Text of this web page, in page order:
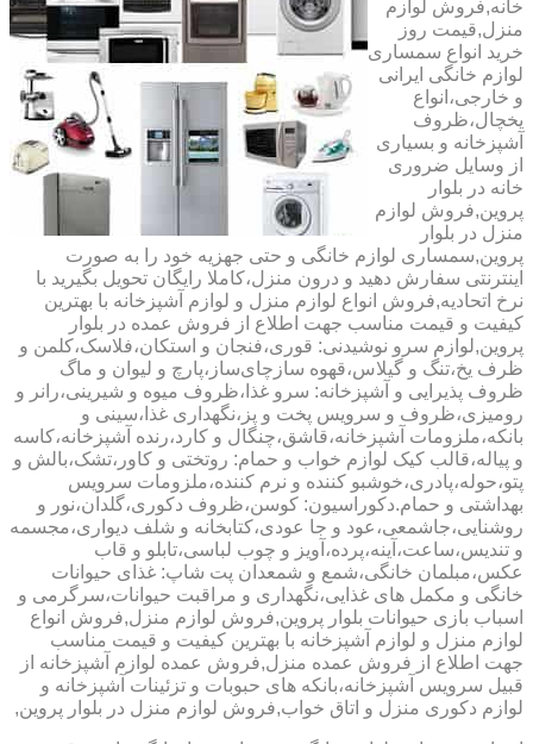
خانه,فروش لوازم
منزل,قیمت روز
خرید انواع سمساری
لوازم خانگی ایرانی
و خارجی،انواع
یخچال،ظروف
آشپزخانه و بسیاری
از وسایل ضروری
خانه در بلوار
پروین,فروش لوازم
منزل در بلوار
پروین,سمساری لوازم خانگی و حتی جهزیه خود را به صورت
اینترنتی سفارش دهید و درون منزل،کاملا رایگان تحویل بگیرید با
نرخ اتحادیه,فروش انواع لوازم منزل و لوازم آشپزخانه با بهترین
کیفیت و قیمت مناسب جهت اطلاع از فروش عمده در بلوار
پروین,لوازم سرو نوشیدنی: قوری،فنجان و استکان،فلاسک،کلمن و
ظرف یخ،تنگ و گیلاس،قهوه سازچای‌ساز،پارچ و لیوان و ماگ
ظروف پذیرایی و آشپزخانه: سرو غذا،ظروف میوه و شیرینی،رانر و
رومیزی،ظروف و سرویس پخت و پز،نگهداری غذا،سینی و
بانکه،ملزومات آشپزخانه،قاشق،چنگال و کارد،رنده آشپزخانه،کاسه
و پیاله،قالب کیک لوازم خواب و حمام: روتختی و کاور،تشک،بالش و
پتو،حوله،پادری،خوشبو کننده و نرم کننده،ملزومات سرویس
بهداشتی و حمام.دکوراسیون: کوسن،ظروف دکوری،گلدان،نور و
روشنایی،جاشمعی،عود و جا عودی،کتابخانه و شلف دیواری،مجسمه
و تندیس،ساعت،آینه،پرده،آویز و چوب لباسی،تابلو و قاب
عکس،مبلمان خانگی،شمع و شمعدان پت شاپ: غذای حیوانات
خانگی و مکمل های غذایی،نگهداری و مراقبت حیوانات،سرگرمی و
اسباب بازی حیوانات بلوار پروین,فروش لوازم منزل,فروش انواع
لوازم منزل و لوازم آشپزخانه با بهترین کیفیت و قیمت مناسب
جهت اطلاع از فروش عمده منزل,فروش عمده لوازم آشپزخانه از
قبیل سرویس آشپزخانه،بانکه های حبوبات و تزئینات آشپزخانه و
لوازم دکوری منزل و اتاق خواب,فروش لوازم منزل در بلوار پروین,